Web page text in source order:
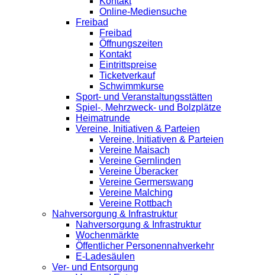
Online-Mediensuche
Freibad
Freibad
Öffnungszeiten
Kontakt
Eintrittspreise
Ticketverkauf
Schwimmkurse
Sport- und Veranstaltungsstätten
Spiel-, Mehrzweck- und Bolzplätze
Heimatrunde
Vereine, Initiativen & Parteien
Vereine, Initiativen & Parteien
Vereine Maisach
Vereine Gernlinden
Vereine Überacker
Vereine Germerswang
Vereine Malching
Vereine Rottbach
Nahversorgung & Infrastruktur
Nahversorgung & Infrastruktur
Wochenmärkte
Öffentlicher Personennahverkehr
E-Ladesäulen
Ver- und Entsorgung